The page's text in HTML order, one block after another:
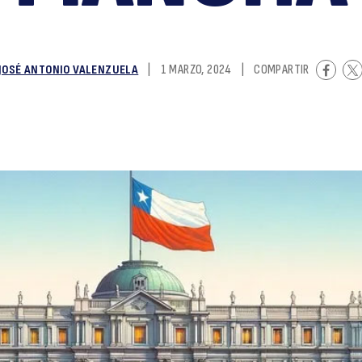
ANTONIO VALENZUELA 1 MARZO, 2024 COMPARTIR